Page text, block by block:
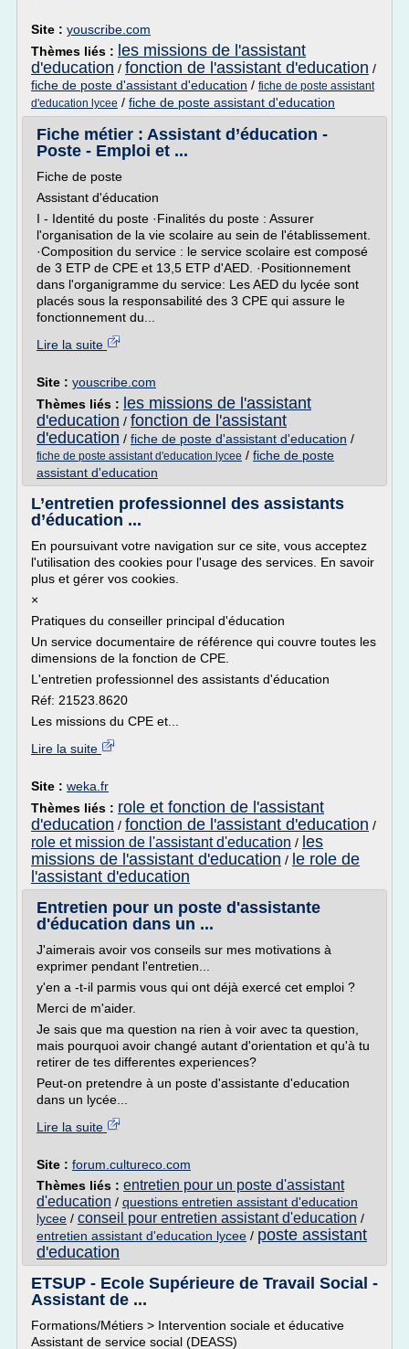
Site : youscribe.com
Thèmes liés : les missions de l'assistant
d'education / fonction de l'assistant d'education /
fiche de poste d'assistant d'education / fiche de poste assistant
d'education lycee / fiche de poste assistant d'education
Fiche métier : Assistant d’éducation -
Poste - Emploi et ...
Fiche de poste
Assistant d'éducation
I - Identité du poste ·Finalités du poste : Assurer
l'organisation de la vie scolaire au sein de l'établissement.
·Composition du service : le service scolaire est composé
de 3 ETP de CPE et 13,5 ETP d'AED. ·Positionnement
dans l'organigramme du service: Les AED du lycée sont
placés sous la responsabilité des 3 CPE qui assure le
fonctionnement du...
Lire la suite
Site : youscribe.com
Thèmes liés : les missions de l'assistant
d'education / fonction de l'assistant
d'education / fiche de poste d'assistant d'education /
fiche de poste assistant d'education lycee / fiche de poste
assistant d'education
L’entretien professionnel des assistants
d’éducation ...
En poursuivant votre navigation sur ce site, vous acceptez
l'utilisation des cookies pour l'usage des services. En savoir
plus et gérer vos cookies.
×
Pratiques du conseiller principal d'éducation
Un service documentaire de référence qui couvre toutes les
dimensions de la fonction de CPE.
L'entretien professionnel des assistants d'éducation
Réf: 21523.8620
Les missions du CPE et...
Lire la suite
Site : weka.fr
Thèmes liés : role et fonction de l'assistant
d'education / fonction de l'assistant d'education /
role et mission de l'assistant d'education / les
missions de l'assistant d'education / le role de
l'assistant d'education
Entretien pour un poste d'assistante
d'éducation dans un ...
J'aimerais avoir vos conseils sur mes motivations à
exprimer pendant l'entretien...
y'en a -t-il parmis vous qui ont déjà exercé cet emploi ?
Merci de m'aider.
Je sais que ma question na rien à voir avec ta question,
mais pourquoi avoir changé autant d'orientation et qu'à tu
retirer de tes differentes experiences?
Peut-on pretendre à un poste d'assistante d'education
dans un lycée...
Lire la suite
Site : forum.cultureco.com
Thèmes liés : entretien pour un poste d'assistant
d'education / questions entretien assistant d'education
lycee / conseil pour entretien assistant d'education /
entretien assistant d'education lycee / poste assistant
d'education
ETSUP - Ecole Supérieure de Travail Social -
Assistant de ...
Formations/Métiers > Intervention sociale et éducative
Assistant de service social (DEASS)